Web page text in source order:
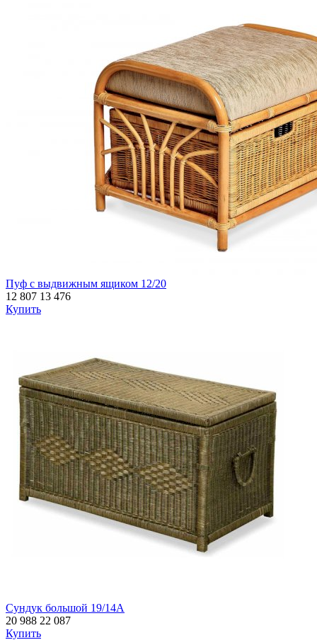
Пуф с выдвижным ящиком 12/20
12 807 13 476
Купить
Сундук большой 19/14А
20 988 22 087
Купить